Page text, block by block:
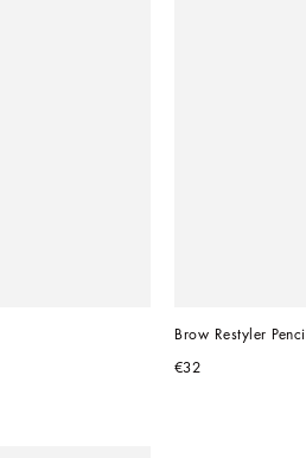
Brow Restyler Pencil
€32